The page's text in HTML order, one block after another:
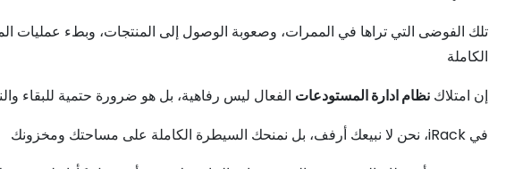
تلك الفوضى التي تراها في الممرات، وصعوبة الوصول إلى المنتجات، وبطء
الكاملة
إن امتلاك نظام ادارة المستودعات الفعال ليس رفاهية، بل هو ضرورة حتمية للبقاء
في iRack، نحن لا نبيعك أرفف، بل نمنحك السيطرة الكاملة على مساحتك ومخزونك